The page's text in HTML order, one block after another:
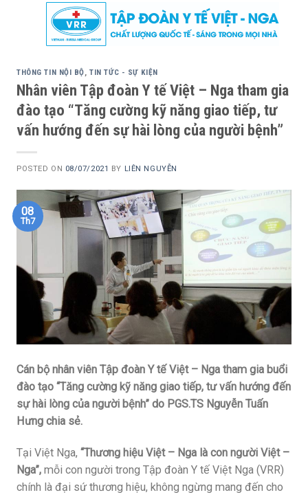
THÔNG TIN NỘI BỘ,TIN TỨC - SỰ KIỆN
Nhân viên Tập đoàn Y tế Việt – Nga tham gia
đào tạo “Tăng cường kỹ năng giao tiếp, tư
vấn hướng đến sự hài lòng của người bệnh”
POSTED ON 08/07/2021 BY LIÊN NGUYỄN
08
Th7
Cán bộ nhân viên Tập đoàn Y tế Việt – Nga tham gia buổi
đào tạo “Tăng cường kỹ năng giao tiếp, tư vấn hướng đến
sự hài lòng của người bệnh” do PGS.TS Nguyễn Tuấn
Hưng chia sẻ.
Tại Việt Nga, “Thương hiệu Việt – Nga là con người Việt –
Nga”, mỗi con người trong Tập đoàn Y tế Việt Nga (VRR)
chính là đại sứ thương hiệu, không ngừng mang đến cho